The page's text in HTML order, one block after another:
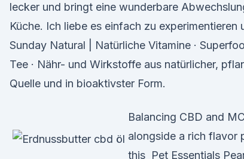
lecker und bringt eine wunderbare
Küche. Ich liebe es einfach zu experimentieren
Sunday Natural | Natürliche Vitamine ·
Tee · Nähr- und Wirkstoffe aus natürlicher,
Quelle und in bioaktivster Form.
Balancing CBD and
alongside a rich flavor
this Pet Essentials